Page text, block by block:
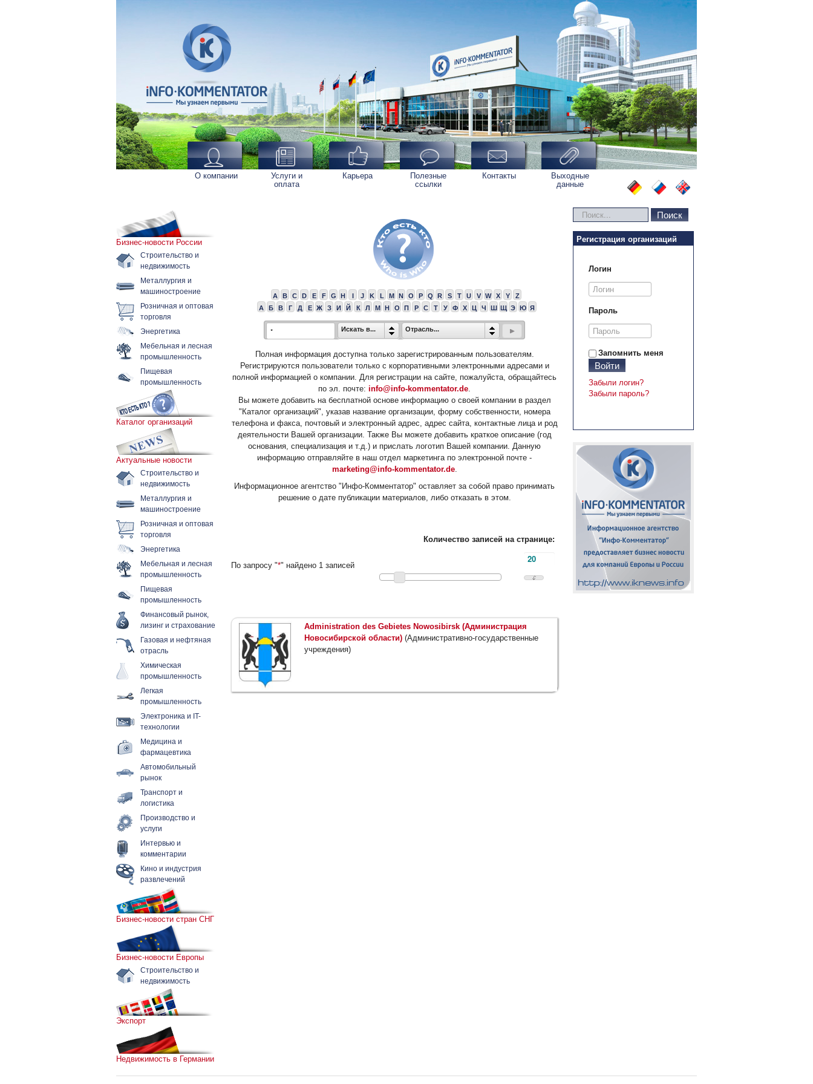
О компании
Услуги и
оплата
Карьера
Полезные
ссылки
Контакты
Выходные
данные
Бизнес-новости России
Строительство и
недвижимость
Металлургия и
машиностроение
Розничная и оптовая
торговля
Энергетика
Мебельная и лесная
промышленность
Пищевая
промышленность
Каталог организаций
Актуальные новости
Строительство и
недвижимость
Металлургия и
машиностроение
Розничная и оптовая
торговля
Энергетика
Мебельная и лесная
промышленность
Пищевая
промышленность
Финансовый рынок,
лизинг и страхование
Газовая и нефтяная
отрасль
Химическая
промышленность
Легкая
промышленность
Электроника и IT-
технологии
Медицина и
фармацевтика
Автомобильный
рынок
Транспорт и
логистика
Производство и
услуги
Интервью и
комментарии
Кино и индустрия
развлечений
Бизнес-новости стран СНГ
Бизнес-новости Европы
Строительство и
недвижимость
Экспорт
Недвижимость в Германии
A B C D E F G H I J K L M N O P Q R S T U V W X Y
Z
А
Б В Г Д Е Ж З И Й К Л М Н О П Р С Т У Ф Х Ц Ч Ш Щ Э Ю Я
Искать в... Отрасль...
Полная информация доступна только зарегистрированным пользователям.
Регистрируются пользователи только с корпоративными электронными адресами и
полной информацией о компании. Для регистрации на сайте, пожалуйста, обращайтесь
по эл. почте: info@info-kommentator.de.
Вы можете добавить на бесплатной основе информацию о своей компании в раздел
"Каталог организаций", указав название организации, форму собственности, номера
телефона и факса, почтовый и электронный адрес, адрес сайта, контактные лица и род
деятельности Вашей организации. Также Вы можете добавить краткое описание (год
основания, специализация и т.д.) и прислать логотип Вашей компании. Данную
информацию отправляйте в наш отдел маркетинга по электронной почте -
marketing@info-kommentator.de.
Информационное агентство "Инфо-Комментатор" оставляет за собой право принимать
решение о дате публикации материалов, либо отказать в этом.
По запросу "*" найдено 1 записей
Количество записей на странице:
Administration des Gebietes Nowosibirsk (Администрация
Новосибирской области) (Административно-государственные
учреждения)
Искать... Поиск
Регистрация организаций
Логин
Пароль
Запомнить меня
Войти
Забыли логин?
Забыли пароль?